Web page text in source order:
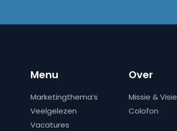
Menu
Marketingthema’s
Veelgelezen
Vacatures
Over
Missie & Visie
Colofon